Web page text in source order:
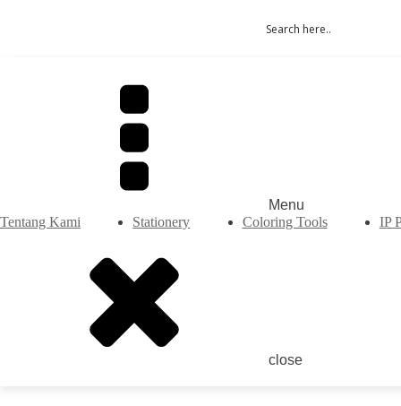
Menu
Tentang Kami
Stationery Coloring Tools IP
close